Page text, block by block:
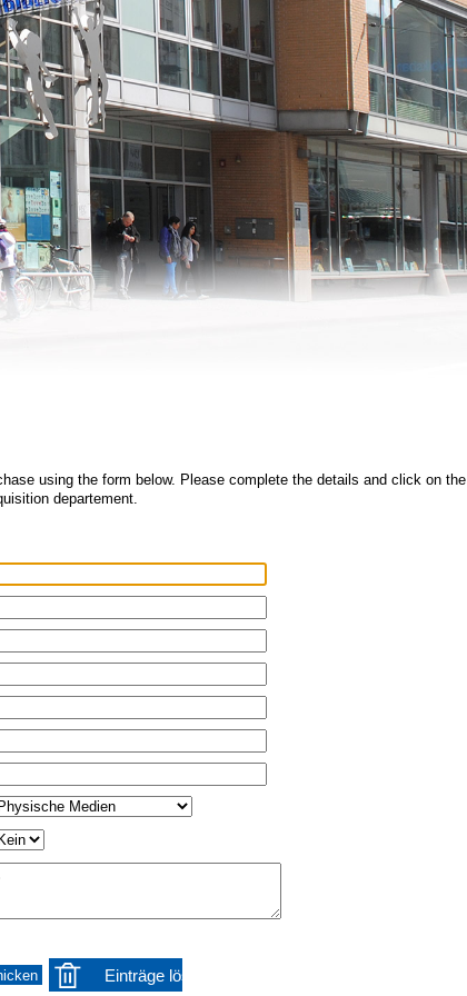
using the form below. Please complete the details and click on the
departement.